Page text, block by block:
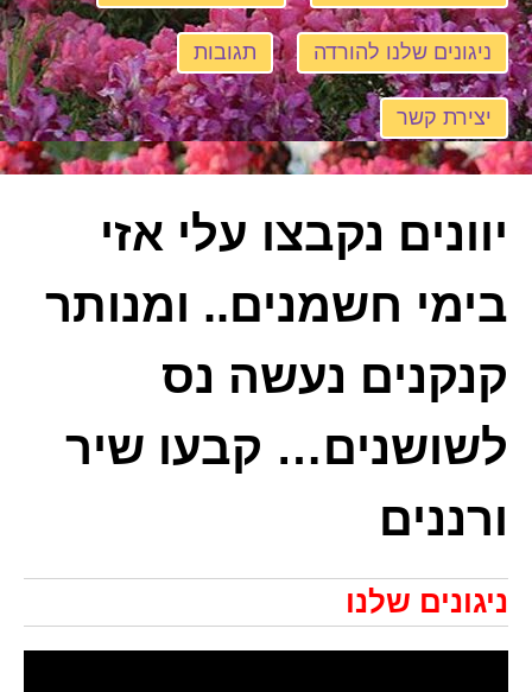
ניגונים שלנו להורדה תגובות
יצירת קשר
יוונים נקבצו עלי אזי
בימי חשמנים.. ומנותר
קנקנים נעשה נס
לשושנים… קבעו שיר
ורננים
ניגונים שלנו